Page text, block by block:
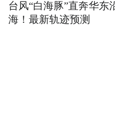
台风“白海豚”直奔华东
海！最新轨迹预测